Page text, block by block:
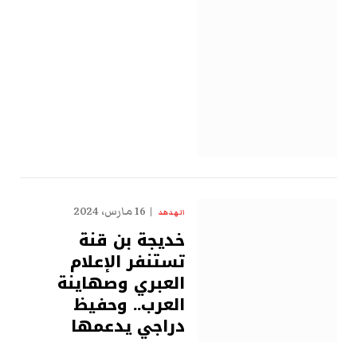
الهدهد 16 مارس، 2024
خديجة بن قنة
تستنفر الإعلام
العبري وصهاينة
العرب.. وحفيظ
دراجي يدعمها